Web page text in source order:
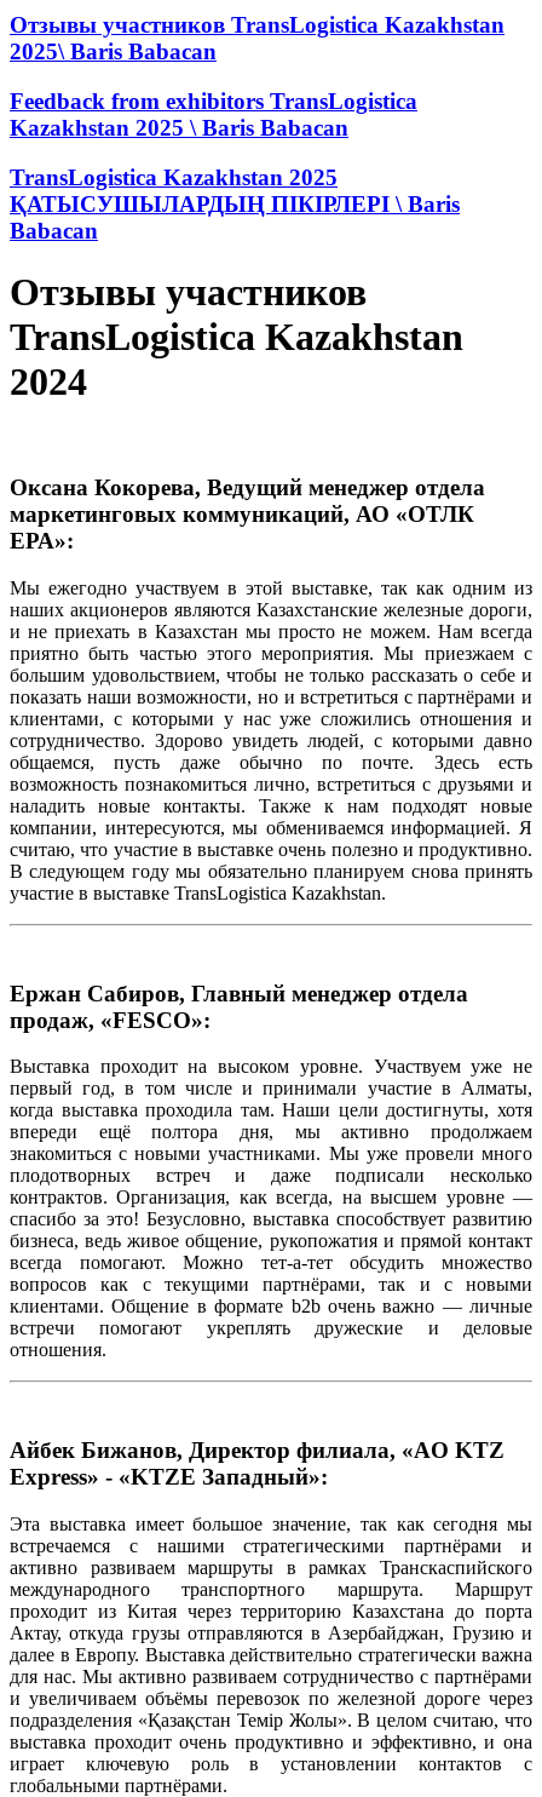
Отзывы участников TransLogistica Kazakhstan
2025\ Baris Babacan
Feedback from exhibitors TransLogistica
Kazakhstan 2025 \ Baris Babacan
TransLogistica Kazakhstan 2025
ҚАТЫСУШЫЛАРДЫҢ ПІКІРЛЕРІ \ Baris
Babacan
Отзывы участников
TransLogistica Kazakhstan
2024
Оксана Кокорева, Ведущий менеджер отдела
маркетинговых коммуникаций, АО «ОТЛК
ЕРА»:
Мы ежегодно участвуем в этой выставке, так как одним из
наших акционеров являются Казахстанские железные дороги,
и не приехать в Казахстан мы просто не можем. Нам всегда
приятно быть частью этого мероприятия. Мы приезжаем с
большим удовольствием, чтобы не только рассказать о себе и
показать наши возможности, но и встретиться с партнёрами и
клиентами, с которыми у нас уже сложились отношения и
сотрудничество. Здорово увидеть людей, с которыми давно
общаемся, пусть даже обычно по почте. Здесь есть
возможность познакомиться лично, встретиться с друзьями и
наладить новые контакты. Также к нам подходят новые
компании, интересуются, мы обмениваемся информацией. Я
считаю, что участие в выставке очень полезно и продуктивно.
В следующем году мы обязательно планируем снова принять
участие в выставке TransLogistica Kazakhstan.
Ержан Сабиров, Главный менеджер отдела
продаж, «FESCO»:
Выставка проходит на высоком уровне. Участвуем уже не
первый год, в том числе и принимали участие в Алматы,
когда выставка проходила там. Наши цели достигнуты, хотя
впереди ещё полтора дня, мы активно продолжаем
знакомиться с новыми участниками. Мы уже провели много
плодотворных встреч и даже подписали несколько
контрактов. Организация, как всегда, на высшем уровне —
спасибо за это! Безусловно, выставка способствует развитию
бизнеса, ведь живое общение, рукопожатия и прямой контакт
всегда помогают. Можно тет-а-тет обсудить множество
вопросов как с текущими партнёрами, так и с новыми
клиентами. Общение в формате b2b очень важно — личные
встречи помогают укреплять дружеские и деловые
отношения.
Айбек Бижанов, Директор филиала, «AO KTZ
Express» - «KTZE Западный»:
Эта выставка имеет большое значение, так как сегодня мы
встречаемся с нашими стратегическими партнёрами и
активно развиваем маршруты в рамках Транскаспийского
международного транспортного маршрута. Маршрут
проходит из Китая через территорию Казахстана до порта
Актау, откуда грузы отправляются в Азербайджан, Грузию и
далее в Европу. Выставка действительно стратегически важна
для нас. Мы активно развиваем сотрудничество с партнёрами
и увеличиваем объёмы перевозок по железной дороге через
подразделения «Қазақстан Темiр Жолы». В целом считаю, что
выставка проходит очень продуктивно и эффективно, и она
играет ключевую роль в установлении контактов с
глобальными партнёрами.